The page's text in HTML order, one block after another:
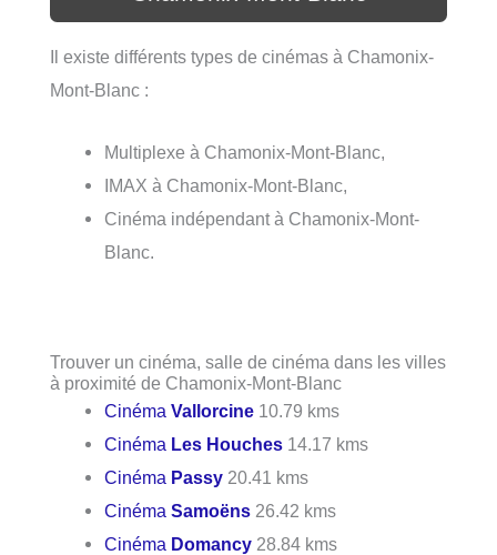
Il existe différents types de cinémas à Chamonix-
Mont-Blanc :
Multiplexe à Chamonix-Mont-Blanc,
IMAX à Chamonix-Mont-Blanc,
Cinéma indépendant à Chamonix-Mont-
Blanc.
Trouver un cinéma, salle de cinéma dans les villes
à proximité de Chamonix-Mont-Blanc
CinémaVallorcine 10.79 kms
Cinéma Les Houches 14.17 kms
Cinéma Passy 20.41 kms
CinémaSamoëns 26.42 kms
Cinéma Domancy 28.84 kms